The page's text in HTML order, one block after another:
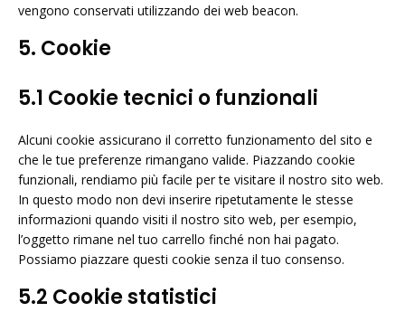
vengono conservati utilizzando dei web beacon.
5. Cookie
5.1 Cookie tecnici o funzionali
Alcuni cookie assicurano il corretto funzionamento del sito e
che le tue preferenze rimangano valide. Piazzando cookie
funzionali, rendiamo più facile per te visitare il nostro sito web.
In questo modo non devi inserire ripetutamente le stesse
informazioni quando visiti il nostro sito web, per esempio,
l’oggetto rimane nel tuo carrello finché non hai pagato.
Possiamo piazzare questi cookie senza il tuo consenso.
5.2 Cookie statistici